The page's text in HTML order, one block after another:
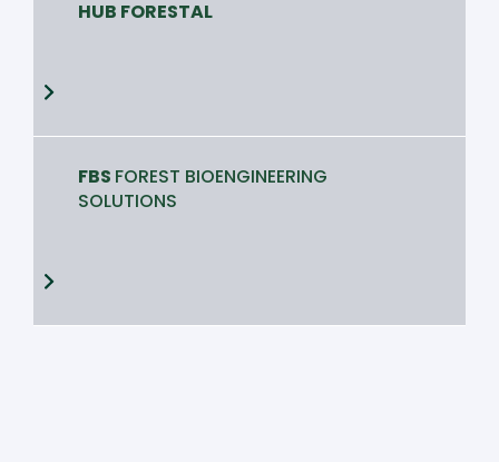
HUB FORESTAL
FBS FOREST BIOENGINEERING
SOLUTIONS